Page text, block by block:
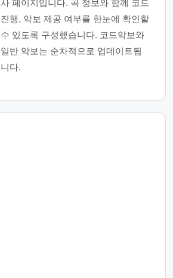
사 페이지입니다. 곡 정보와 함께 코드
진행, 악보 제공 여부를 한눈에 확인할
수 있도록 구성했습니다. 코드악보와
일반 악보는 순차적으로 업데이트됩
니다.